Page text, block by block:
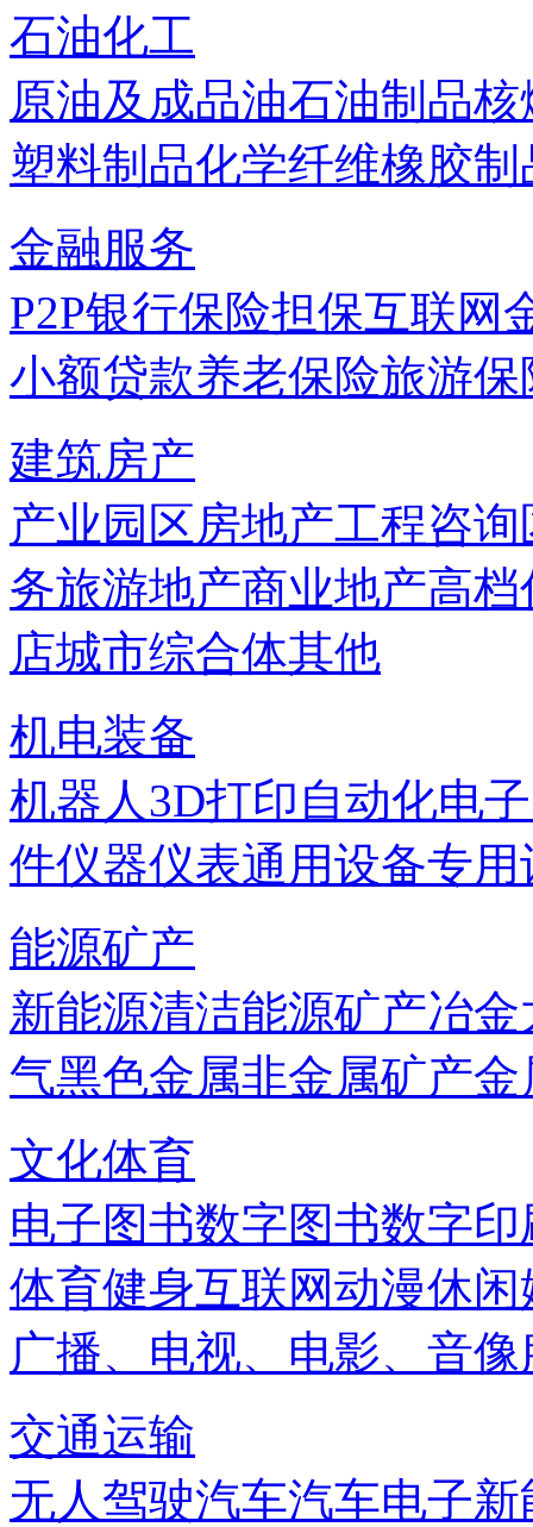
石油化工
原油及成品油石油制品核
塑料制品化学纤维橡胶制
金融服务
P2P银行保险担保互联网
小额贷款养老保险旅游保
建筑房产
产业园区房地产工程咨询
务旅游地产商业地产高档
店城市综合体其他
机电装备
机器人3D打印自动化电
件仪器仪表通用设备专用
能源矿产
新能源清洁能源矿产冶金
气黑色金属非金属矿产金
文化体育
电子图书数字图书数字印
体育健身互联网动漫休闲
广播、电视、电影、音像
交通运输
无人驾驶汽车汽车电子新